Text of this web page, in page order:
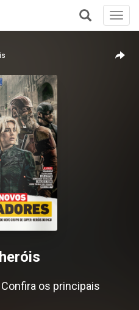
+
os principais